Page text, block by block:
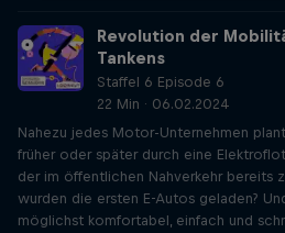
Revolution der
Tankens
Staffel 6 Episode 6
22 Min · 06.02.2024
Nahezu jedes Motor-Unternehmen
früher oder später durch eine
der im öffentlichen Nahverkehr bereits
wurden die ersten E-Autos geladen?
möglichst komfortabel, einfach und